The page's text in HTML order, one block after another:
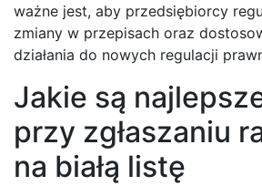
ważne jest, aby przedsiębiorcy
zmiany w przepisach oraz
działania do nowych regulacji
Jakie są
przy zgłaszaniu
na białą listę